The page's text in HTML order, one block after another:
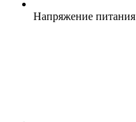
Напряжение питания